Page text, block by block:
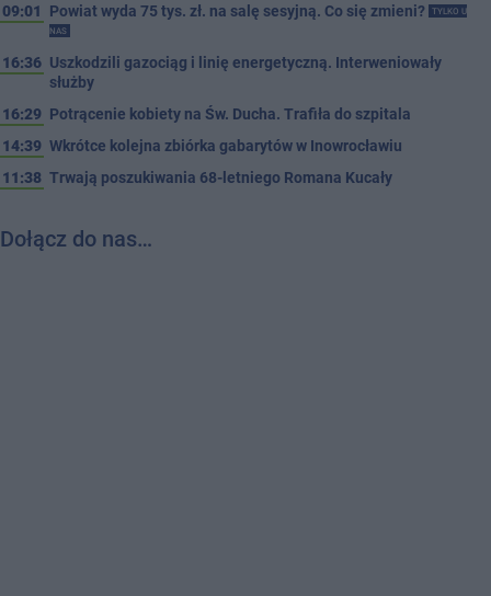
09:01
Powiat wyda 75 tys. zł. na salę sesyjną. Co się zmieni?
TYLKO U
NAS
16:36 Uszkodzili gazociąg i linię energetyczną. Interweniowały
służby
16:29 Potrącenie kobiety na Św. Ducha. Trafiła do szpitala
14:39 Wkrótce kolejna zbiórka gabarytów w Inowrocławiu
11:38 Trwają poszukiwania 68-letniego Romana Kucały
Dołącz do nas…